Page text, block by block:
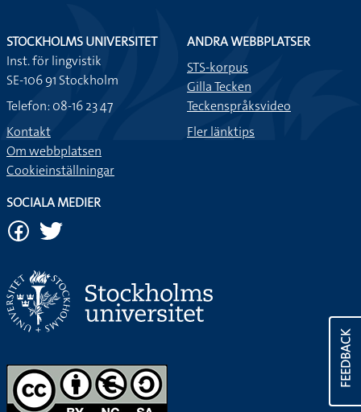
FEEDBACK
STOCKHOLMS UNIVERSITET
Inst. för lingvistik
SE-106 91 Stockholm
Telefon: 08-16 23 47
Kontakt
Om webbplatsen
Cookieinställningar
ANDRA WEBBPLATSER
STS-korpus
Gilla Tecken
Teckenspråksvideo
Fler länktips
SOCIALA MEDIER